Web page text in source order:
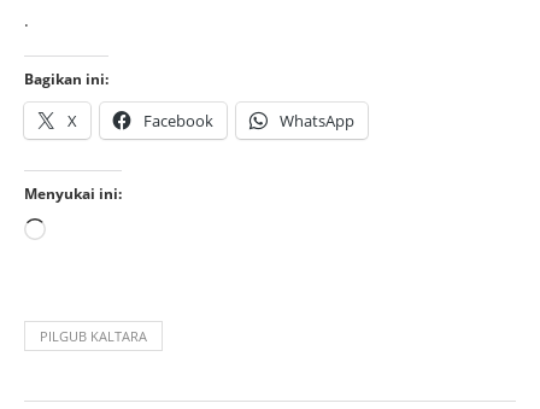
.
Bagikan ini:
X Facebook WhatsApp
Menyukai ini:
PILGUB KALTARA